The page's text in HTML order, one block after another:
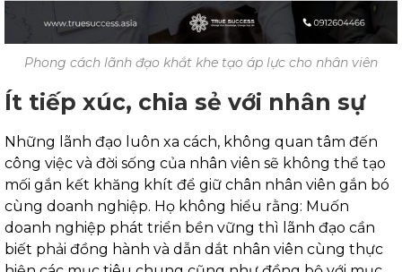
Phong cách lãnh đạo khắt khe tạo áp lực cho nhân viên
Ít tiếp xúc, chia sẻ với nhân sự
Những lãnh đạo luôn xa cách, không quan tâm đến
công việc và đời sống của nhân viên sẽ không thể tạo
mối gắn kết khăng khít để giữ chân nhân viên gắn bó
cùng doanh nghiệp. Họ không hiểu rằng: Muốn
doanh nghiệp phát triển bền vững thì lãnh đạo cần
biết phải đồng hành và dẫn dắt nhân viên cùng thực